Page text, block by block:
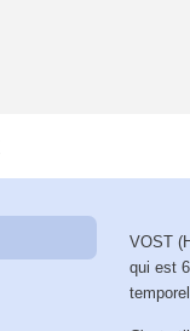
VOST
qui est